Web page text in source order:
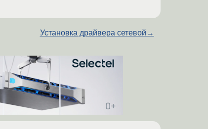
Установка драйвера сетевой →